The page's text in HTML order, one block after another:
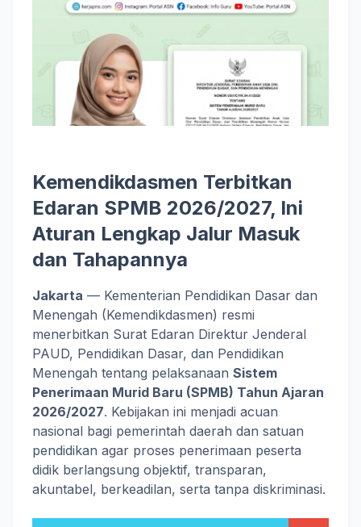
Kemendikdasmen Terbitkan
Edaran SPMB 2026/2027, Ini
Aturan Lengkap Jalur Masuk
dan Tahapannya
Jakarta — Kementerian Pendidikan Dasar dan
Menengah (Kemendikdasmen) resmi
menerbitkan Surat Edaran Direktur Jenderal
PAUD, Pendidikan Dasar, dan Pendidikan
Menengah tentang pelaksanaan Sistem
Penerimaan Murid Baru (SPMB) Tahun Ajaran
2026/2027. Kebijakan ini menjadi acuan
nasional bagi pemerintah daerah dan satuan
pendidikan agar proses penerimaan peserta
didik berlangsung objektif, transparan,
akuntabel, berkeadilan, serta tanpa diskriminasi.